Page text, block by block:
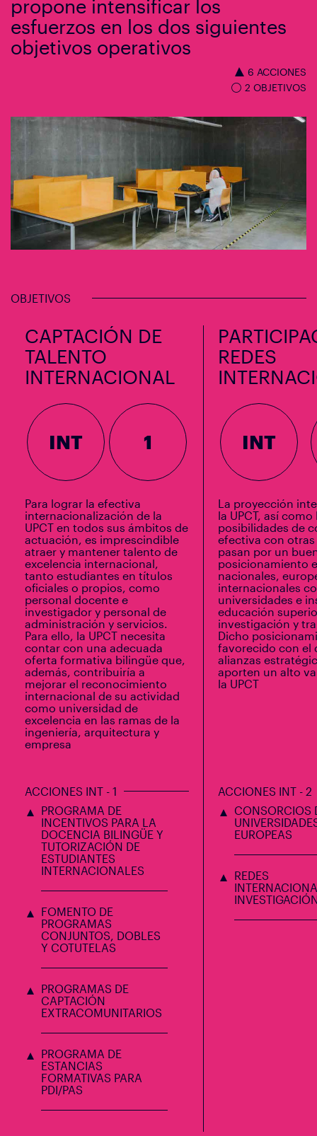
propone intensificar los
esfuerzos en los dos siguientes
objetivos operativos
6 ACCIONES
2 OBJETIVOS
OBJETIVOS
CAPTACIÓN DE
TALENTO
INTERNACIONAL
INT 1
Para lograr la efectiva
internacionalización de la
UPCT en todos sus ámbitos de
actuación, es imprescindible
atraer y mantener talento de
excelencia internacional,
tanto estudiantes en títulos
oficiales o propios, como
personal docente e
investigador y personal de
administración y servicios.
Para ello, la UPCT necesita
contar con una adecuada
oferta formativa bilingüe que,
además, contribuiría a
mejorar el reconocimiento
internacional de su actividad
como universidad de
excelencia en las ramas de la
ingeniería, arquitectura y
empresa
ACCIONES INT - 1
PROGRAMA DE
INCENTIVOS PARA LA
DOCENCIA BILINGÜE Y
TUTORIZACIÓN DE
ESTUDIANTES
INTERNACIONALES
FOMENTO DE
PROGRAMAS
CONJUNTOS, DOBLES
Y COTUTELAS
PROGRAMAS DE
CAPTACIÓN
EXTRACOMUNITARIOS
PROGRAMA DE
ESTANCIAS
FORMATIVAS PARA
PDI/PAS
REDES
INT
La proyección
la UPCT, así como
posibilidades de
efectiva con
pasan por un
posicionamiento
nacionales,
internacionales
universidades e
educación
investigación y
Dicho
favorecido con el
alianzas
aporten un alto
la UPCT
ACCIONES INT - 2
CONSORCIOS
EUROPEAS
REDES